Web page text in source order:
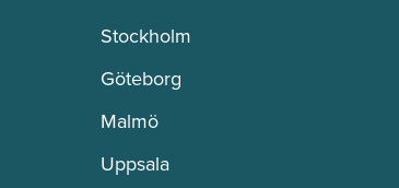
Stockholm
Göteborg
Malmö
Uppsala